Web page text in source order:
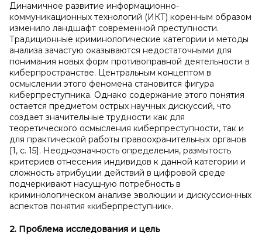
Динамичное развитие информационно-
коммуникационных технологий (ИКТ) коренным образом
изменило ландшафт современной преступности.
Традиционные криминологические категории и методы
анализа зачастую оказываются недостаточными для
понимания новых форм противоправной деятельности в
киберпространстве. Центральным концептом в
осмыслении этого феномена становится фигура
киберпреступника. Однако содержание этого понятия
остается предметом острых научных дискуссий, что
создает значительные трудности как для
теоретического осмысления киберпреступности, так и
для практической работы правоохранительных органов
[1, с. 15]. Неоднозначность определения, размытость
критериев отнесения индивидов к данной категории и
сложность атрибуции действий в цифровой среде
подчеркивают насущную потребность в
криминологическом анализе эволюции и дискуссионных
аспектов понятия «киберпреступник».
2. Проблема исследования и цель